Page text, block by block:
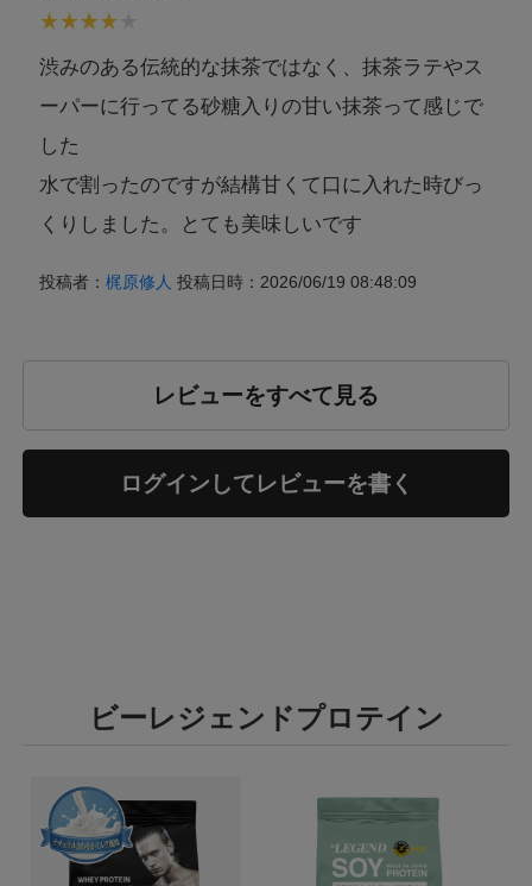
渋みのある伝統的な抹茶ではなく、抹茶ラテやス
ーパーに行ってる砂糖入りの甘い抹茶って感じで
した
水で割ったのですが結構甘くて口に入れた時びっ
くりしました。とても美味しいです
投稿者：梶原修人 投稿日時：2026/06/19 08:48:09
レビューをすべて見る
ログインしてレビューを書く
ビーレジェンドプロテイン